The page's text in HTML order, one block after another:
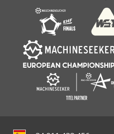
Wmw Bt 2